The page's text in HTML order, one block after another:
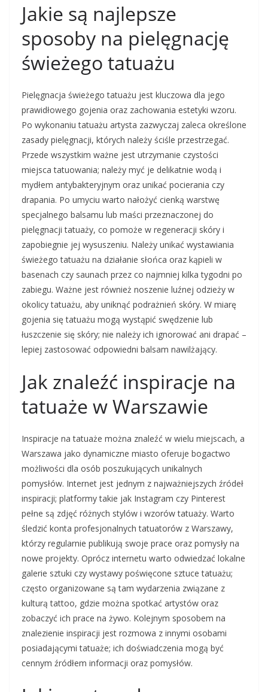
Jakie są najlepsze
sposoby na pielęgnację
świeżego tatuażu
Pielęgnacja świeżego tatuażu jest kluczowa dla jego
prawidłowego gojenia oraz zachowania estetyki wzoru.
Po wykonaniu tatuażu artysta zazwyczaj zaleca określone
zasady pielęgnacji, których należy ściśle przestrzegać.
Przede wszystkim ważne jest utrzymanie czystości
miejsca tatuowania; należy myć je delikatnie wodą i
mydłem antybakteryjnym oraz unikać pocierania czy
drapania. Po umyciu warto nałożyć cienką warstwę
specjalnego balsamu lub maści przeznaczonej do
pielęgnacji tatuaży, co pomoże w regeneracji skóry i
zapobiegnie jej wysuszeniu. Należy unikać wystawiania
świeżego tatuażu na działanie słońca oraz kąpieli w
basenach czy saunach przez co najmniej kilka tygodni po
zabiegu. Ważne jest również noszenie luźnej odzieży w
okolicy tatuażu, aby uniknąć podrażnień skóry. W miarę
gojenia się tatuażu mogą wystąpić swędzenie lub
łuszczenie się skóry; nie należy ich ignorować ani drapać –
lepiej zastosować odpowiedni balsam nawilżający.
Jak znaleźć inspiracje na
tatuaże w Warszawie
Inspiracje na tatuaże można znaleźć w wielu miejscach, a
Warszawa jako dynamiczne miasto oferuje bogactwo
możliwości dla osób poszukujących unikalnych
pomysłów. Internet jest jednym z najważniejszych źródeł
inspiracji; platformy takie jak Instagram czy Pinterest
pełne są zdjęć różnych stylów i wzorów tatuaży. Warto
śledzić konta profesjonalnych tatuatorów z Warszawy,
którzy regularnie publikują swoje prace oraz pomysły na
nowe projekty. Oprócz internetu warto odwiedzać lokalne
galerie sztuki czy wystawy poświęcone sztuce tatuażu;
często organizowane są tam wydarzenia związane z
kulturą tattoo, gdzie można spotkać artystów oraz
zobaczyć ich prace na żywo. Kolejnym sposobem na
znalezienie inspiracji jest rozmowa z innymi osobami
posiadającymi tatuaże; ich doświadczenia mogą być
cennym źródłem informacji oraz pomysłów.